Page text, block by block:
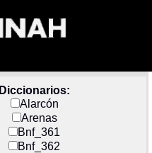
Diccionarios:
Alarcón
Arenas
Bnf_361
Bnf_362